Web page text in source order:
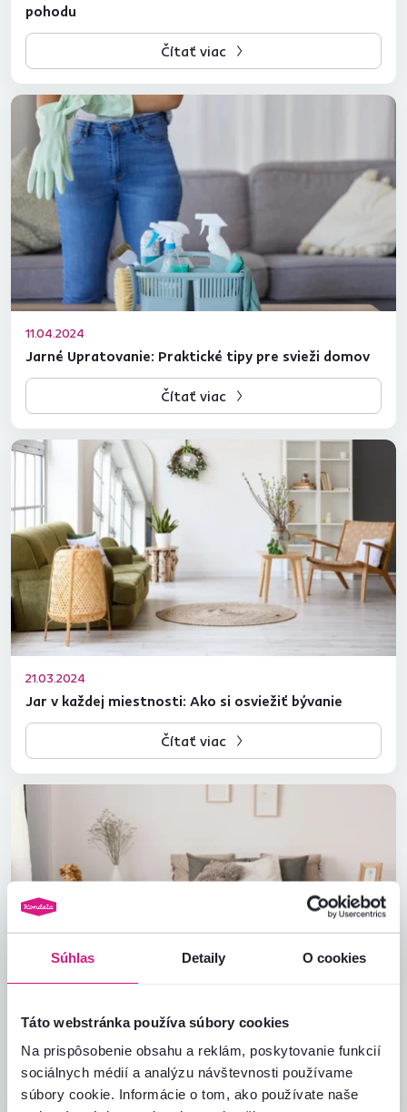
Súhlas Detaily O cookies
Táto webstránka používa súbory cookies
Na prispôsobenie obsahu a reklám, poskytovanie funkcií
sociálnych médií a analýzu návštevnosti používame
súbory cookie. Informácie o tom, ako používate naše
pohodu
Čítať viac
11.04.2024
Jarné Upratovanie: Praktické tipy pre svieži domov
Čítať viac
21.03.2024
Jar v každej miestnosti: Ako si osviežiť bývanie
Čítať viac
09.02.2024
Moderná spálňa: Ako ju zariadiť?
Čítať viac